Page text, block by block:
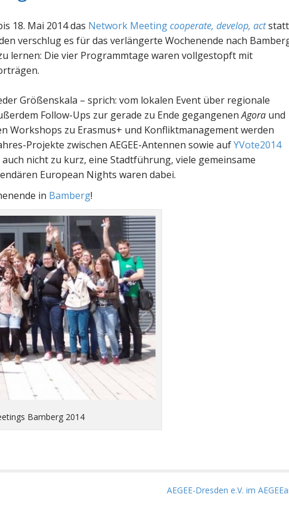
18. Mai 2014 das Network Meetingcooperate, develop, act
verschlug es für das verlängerte Wochenende nach
lernen: Die vier Programmtage waren vollgestopft mit
Größenskala – sprich: vom lokalen Event über regionale
Follow-Ups zur gerade zu Ende gegangenenAgora und
Workshops zu Erasmus+ und Konfliktmanagement werden
Projekte zwischen AEGEE-Antennen sowie aufYVote2014
nicht zu kurz, eine Stadtführung, viele gemeinsame
European Nights waren dabei.
in Bamberg!
Bamberg 2014
AEGEE-Dresden e.V. im